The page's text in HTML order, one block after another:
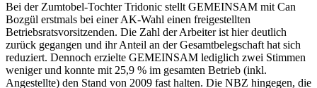
Bei der Zumtobel-Tochter Tridonic stellt GEMEINSAM mit Can
Bozgül erstmals bei einer AK-Wahl einen freigestellten
Betriebsratsvorsitzenden. Die Zahl der Arbeiter ist hier deutlich
zurück gegangen und ihr Anteil an der Gesamtbelegschaft hat sich
reduziert. Dennoch erzielte GEMEINSAM lediglich zwei Stimmen
weniger und konnte mit 25,9 % im gesamten Betrieb (inkl.
Angestellte) den Stand von 2009 fast halten. Die NBZ hingegen, die